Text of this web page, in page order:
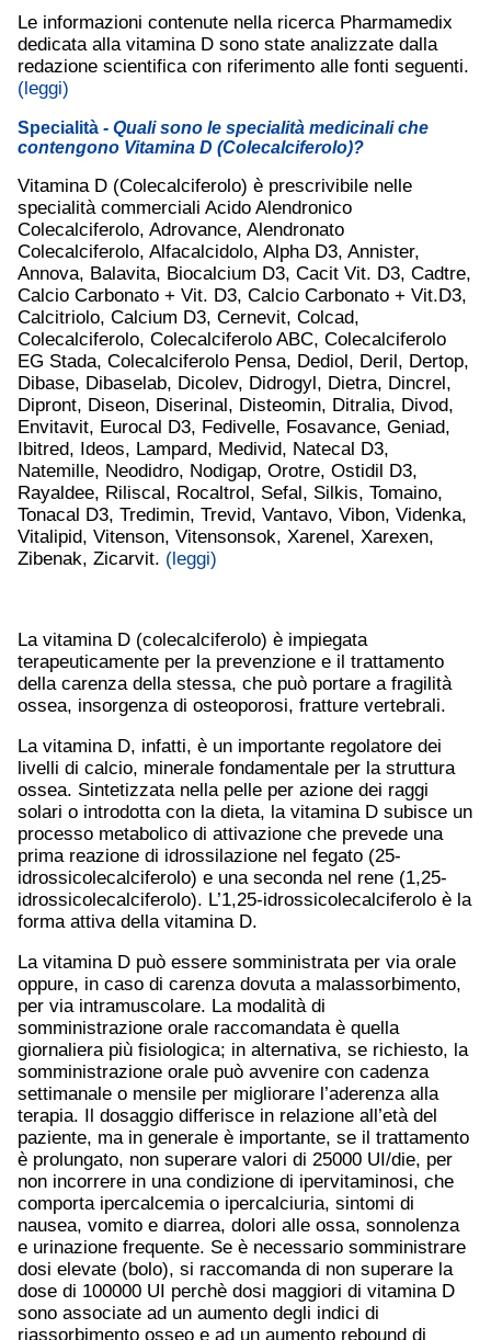
Le informazioni contenute nella ricerca Pharmamedix
dedicata alla vitamina D sono state analizzate dalla
redazione scientifica con riferimento alle fonti seguenti.
(leggi)
Specialità - Quali sono le specialità medicinali che
contengono Vitamina D (Colecalciferolo)?
Vitamina D (Colecalciferolo) è prescrivibile nelle
specialità commerciali Acido Alendronico
Colecalciferolo, Adrovance, Alendronato
Colecalciferolo, Alfacalcidolo, Alpha D3, Annister,
Annova, Balavita, Biocalcium D3, Cacit Vit. D3, Cadtre,
Calcio Carbonato + Vit. D3, Calcio Carbonato + Vit.D3,
Calcitriolo, Calcium D3, Cernevit, Colcad,
Colecalciferolo, Colecalciferolo ABC, Colecalciferolo
EG Stada, Colecalciferolo Pensa, Dediol, Deril, Dertop,
Dibase, Dibaselab, Dicolev, Didrogyl, Dietra, Dincrel,
Dipront, Diseon, Diserinal, Disteomin, Ditralia, Divod,
Envitavit, Eurocal D3, Fedivelle, Fosavance, Geniad,
Ibitred, Ideos, Lampard, Medivid, Natecal D3,
Natemille, Neodidro, Nodigap, Orotre, Ostidil D3,
Rayaldee, Riliscal, Rocaltrol, Sefal, Silkis, Tomaino,
Tonacal D3, Tredimin, Trevid, Vantavo, Vibon, Videnka,
Vitalipid, Vitenson, Vitensonsok, Xarenel, Xarexen,
Zibenak, Zicarvit. (leggi)
La vitamina D (colecalciferolo) è impiegata
terapeuticamente per la prevenzione e il trattamento
della carenza della stessa, che può portare a fragilità
ossea, insorgenza di osteoporosi, fratture vertebrali.
La vitamina D, infatti, è un importante regolatore dei
livelli di calcio, minerale fondamentale per la struttura
ossea. Sintetizzata nella pelle per azione dei raggi
solari o introdotta con la dieta, la vitamina D subisce un
processo metabolico di attivazione che prevede una
prima reazione di idrossilazione nel fegato (25-
idrossicolecalciferolo) e una seconda nel rene (1,25-
idrossicolecalciferolo). L’1,25-idrossicolecalciferolo è la
forma attiva della vitamina D.
La vitamina D può essere somministrata per via orale
oppure, in caso di carenza dovuta a malassorbimento,
per via intramuscolare. La modalità di
somministrazione orale raccomandata è quella
giornaliera più fisiologica; in alternativa, se richiesto, la
somministrazione orale può avvenire con cadenza
settimanale o mensile per migliorare l’aderenza alla
terapia. Il dosaggio differisce in relazione all’età del
paziente, ma in generale è importante, se il trattamento
è prolungato, non superare valori di 25000 UI/die, per
non incorrere in una condizione di ipervitaminosi, che
comporta ipercalcemia o ipercalciuria, sintomi di
nausea, vomito e diarrea, dolori alle ossa, sonnolenza
e urinazione frequente. Se è necessario somministrare
dosi elevate (bolo), si raccomanda di non superare la
dose di 100000 UI perchè dosi maggiori di vitamina D
sono associate ad un aumento degli indici di
riassorbimento osseo e ad un aumento rebound di